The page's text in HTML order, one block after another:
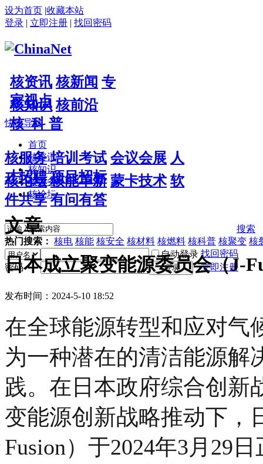
设为首页 |收藏本站
登录 | 立即注册 | 找回密码
核资讯 核新闻 专
家视点
核知识 核前沿
核 科 普
核服务 培训考试 会议会展 人
才招聘 项目招标
核论坛 核能革新 蒙卡技术 软
件共享 有问有答
搜索
热门搜索： 核电 核能 核安全 核材料 核燃料 核科普 核聚变 核
自动登录 找回密码
密码
登录 立即注册
快捷导航
首页
核资讯
核知识
核服务
核论坛
文章
日本成立聚变能源委员会（J-
发布时间：2024-5-10 18:52
在全球能源转型和应对气
为一种潜在的清洁能源解
践。 在日本政府综合创新
变能源创新战略推动下，
Fusion）于2024年3月29